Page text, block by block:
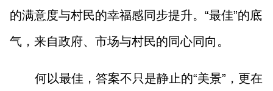
的满意度与村民的幸福感同步提升。“最佳”的底
气，来自政府、市场与村民的同心同向。
何以最佳，答案不只是静止的“美景”，更在